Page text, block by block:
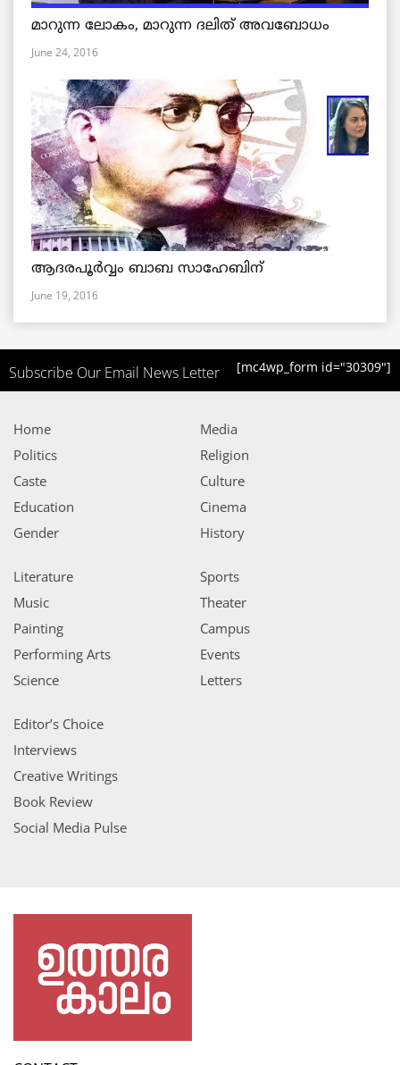
മാറുന്ന ലോകം, മാറുന്ന ദലിത് അവബോധം
June 24, 2016
ആദരപൂര്‍വ്വം ബാബ സാഹേബിന്
June 19, 2016
Subscribe Our Email News Letter [mc4wp_form id="30309"]
Home
Politics
Caste
Education
Gender
Media
Religion
Culture
Cinema
History
Literature
Music
Painting
Performing Arts
Science
Sports
Theater
Campus
Events
Letters
Editor’s Choice
Interviews
Creative Writings
Book Review
Social Media Pulse